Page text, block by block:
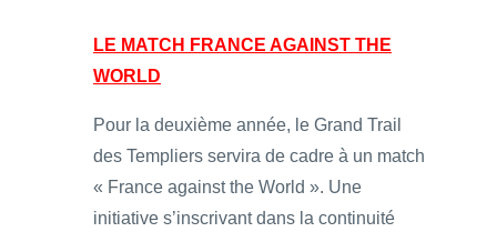
LE MATCH FRANCE AGAINST THE
WORLD
Pour la deuxième année, le Grand Trail
des Templiers servira de cadre à un match
« France against the World ». Une
initiative s’inscrivant dans la continuité